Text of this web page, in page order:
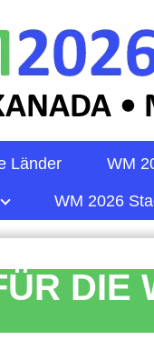
Länder WM
WM 2026
DIE